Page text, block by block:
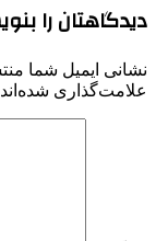
دیدگاهتان را
نشانی ایمیل شما
علامت‌گذاری شده‌اند